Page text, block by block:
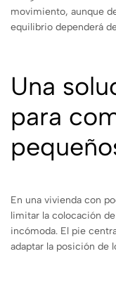
movimiento, aunque
equilibrio dependerá
Una
para
En una vivienda con
limitar la colocación
incómoda. El pie
adaptar la posición de